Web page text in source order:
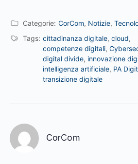
Categorie: CorCom, Notizie,
Tags: cittadinanza digitale, cloud,
competenze digitali,
digital divide, innovazione
intelligenza artificiale, PA
transizione digitale
CorCom